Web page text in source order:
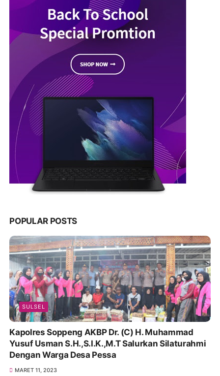
POPULAR POSTS
SULSEL
Kapolres Soppeng AKBP Dr. (C) H. Muhammad
Yusuf Usman S.H.,S.I.K.,M.T Salurkan Silaturahmi
Dengan Warga Desa Pessa
MARET 11, 2023